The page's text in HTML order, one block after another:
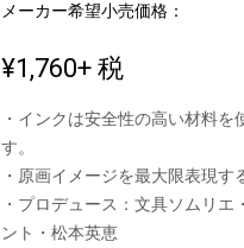
メーカー希望小売価格：
¥1,760+ 税
・インクは安全性の高い材料
す。
・原画イメージを最大限表現
・プロデュース：文具ソムリ
ント・松本英恵